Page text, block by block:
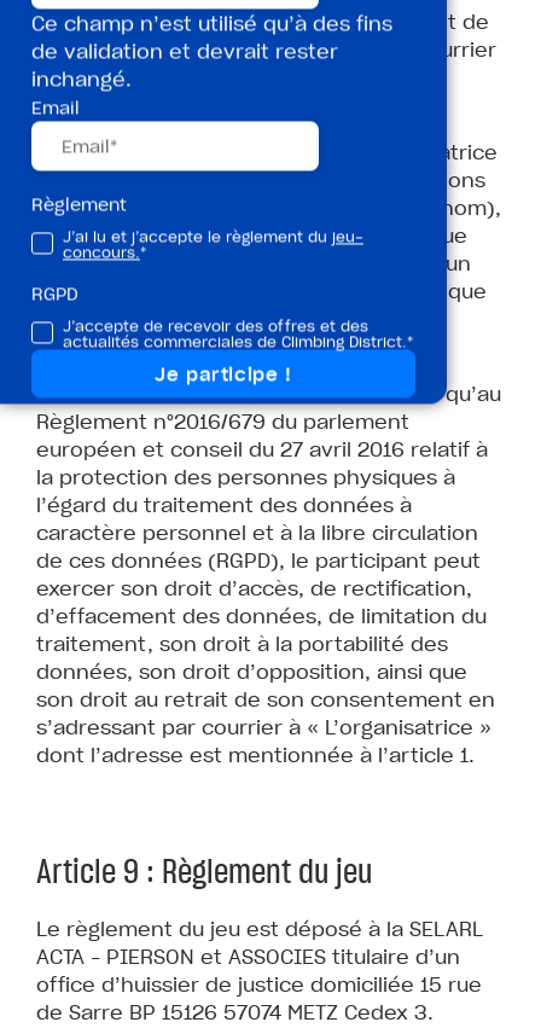
peuvent faire valoir dès l’enregistrement de
leur participation en s’adressant par courrier
à « L’organisatrice » dont l’adresse est
mentionnée à l’article 1.
Le/les gagnant(s) autorisent « L’organisatrice
» à utiliser à titre publicitaire ou de relations
publiques leurs coordonnées (nom, prénom),
sur quelque support que ce soit, sans que
cela ne leur confère une rémunération, un
droit ou un avantage quelconque, autre que
l’attribution de leur lot.
Conformément à la Loi Informatique et
Libertés dans sa dernière version, ainsi qu’au
Règlement n°2016/679 du parlement
européen et conseil du 27 avril 2016 relatif à
la protection des personnes physiques à
l’égard du traitement des données à
caractère personnel et à la libre circulation
de ces données (RGPD), le participant peut
exercer son droit d’accès, de rectification,
d’effacement des données, de limitation du
traitement, son droit à la portabilité des
données, son droit d’opposition, ainsi que
son droit au retrait de son consentement en
s’adressant par courrier à « L’organisatrice »
dont l’adresse est mentionnée à l’article 1.
Article 9 : Règlement du jeu
Le règlement du jeu est déposé à la SELARL
ACTA – PIERSON et ASSOCIES titulaire d’un
office d’huissier de justice domiciliée 15 rue
de Sarre BP 15126 57074 METZ Cedex 3.
Ce champ n’est utilisé qu’à des fins
de validation et devrait rester
inchangé.
Email
Règlement
J’ai lu et j’accepte le règlement du jeu-
concours.*
RGPD
J’accepte de recevoir des offres et des
actualités commerciales de Climbing District.*